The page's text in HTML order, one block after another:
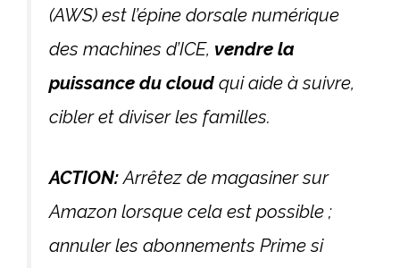
(AWS) est l’épine dorsale numérique
des machines d’ICE, vendre la
puissance du cloud qui aide à suivre,
cibler et diviser les familles.
ACTION:Arrêtez de magasiner sur
Amazon lorsque cela est possible ;
annuler les abonnements Prime si